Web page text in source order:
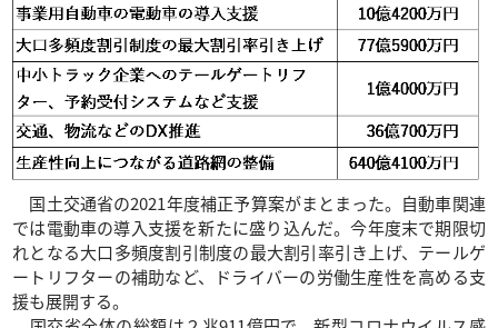
国土交通省の2021年度補正予算案がまとまった。自動車関連
では電動車の導入支援を新たに盛り込んだ。今年度末で期限切
れとなる大口多頻度割引制度の最大割引率引き上げ、テールゲ
ートリフターの補助など、ドライバーの労働生産性を高める支
援も展開する。